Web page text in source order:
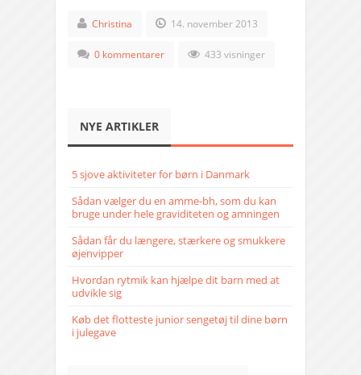
Christina 14. november 2013
0 kommentarer 433 visninger
NYE ARTIKLER
5 sjove aktiviteter for børn i Danmark
Sådan vælger du en amme-bh, som du kan
bruge under hele graviditeten og amningen
Sådan får du længere, stærkere og smukkere
øjenvipper
Hvordan rytmik kan hjælpe dit barn med at
udvikle sig
Køb det flotteste junior sengetøj til dine børn
i julegave